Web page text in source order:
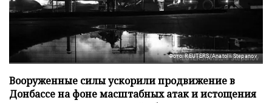
Фото: REUTERS/Anatolii Stepanov
Вооруженные силы ускорили продвижение в
Донбассе на фоне масштабных атак и истощения